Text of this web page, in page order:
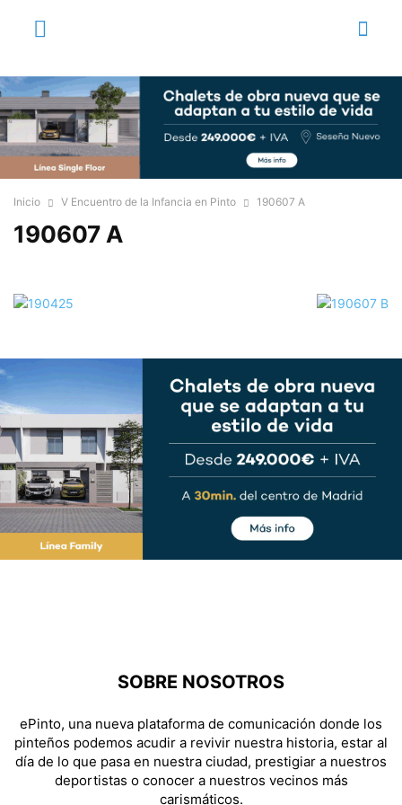
Inicio V Encuentro de la Infancia en Pinto 190607 A
190607 A
SOBRE NOSOTROS
ePinto, una nueva plataforma de comunicación donde los
pinteños podemos acudir a revivir nuestra historia, estar al
día de lo que pasa en nuestra ciudad, prestigiar a nuestros
deportistas o conocer a nuestros vecinos más
carismáticos.